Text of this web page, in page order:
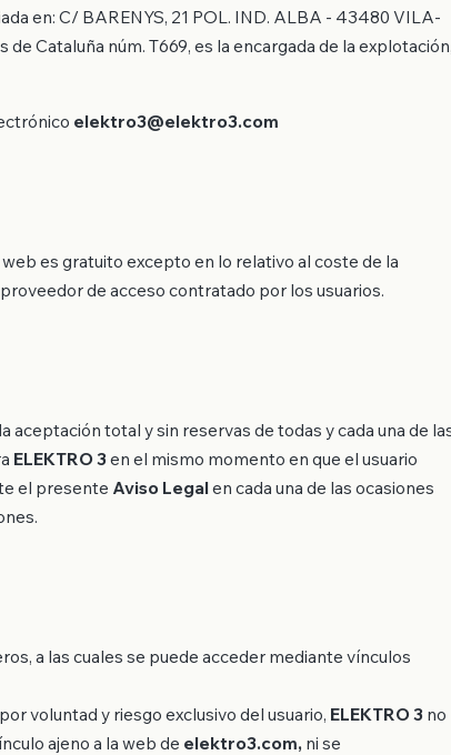
en: C/ BARENYS, 21 POL. IND. ALBA - 43480 VILA-
Cataluña núm. T669, es la encargada de la
elektro3@elektro3.com
es gratuito excepto en lo relativo al coste de la
de acceso contratado por los usuarios.
aceptación total y sin reservas de todas y cada una de
ELEKTRO 3 en el mismo momento en que el usuario
el presente Aviso Legalen cada una de las ocasiones
a las cuales se puede acceder mediante vínculos
voluntad y riesgo exclusivo del usuario, ELEKTRO 3 no
ajeno a la web de elektro3.com, ni se